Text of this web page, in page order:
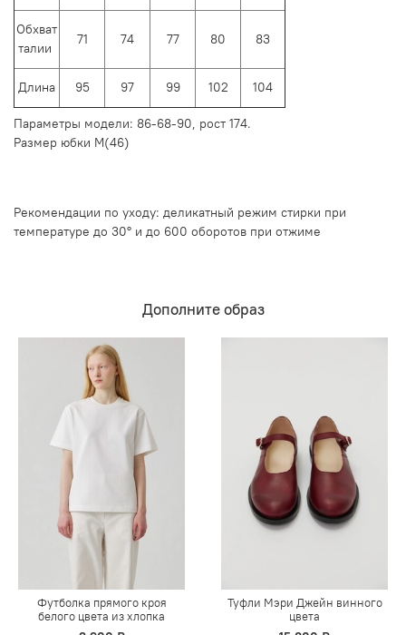
Параметры модели: 86-68-90, рост 174.
Размер юбки М(46)
Обхват
талии
71 74 77 80 83
Длина 95 97 99 102 104
Рекомендации по уходу: деликатный режим стирки при
температуре до 30° и до 600 оборотов при отжиме
Дополните образ
Футболка прямого кроя
белого цвета из хлопка
Туфли Мэри Джейн винного
цвета